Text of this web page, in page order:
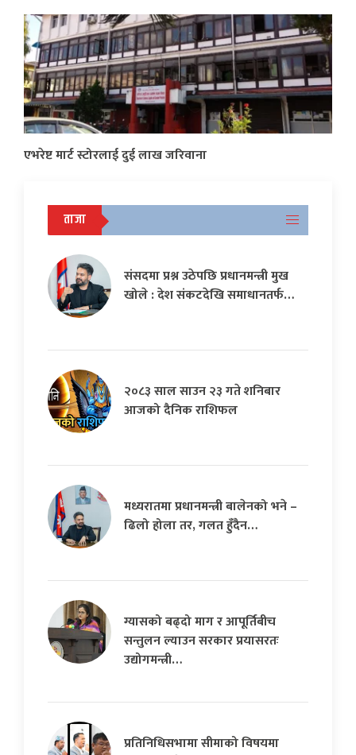
एभरेष्ट मार्ट स्टोरलाई दुई लाख जरिवाना
ताजा
संसदमा प्रश्न उठेपछि प्रधानमन्त्री मुख
खोले : देश संकटदेखि समाधानतर्फ…
२०८३ साल साउन २३ गते शनिबार
आजको दैनिक राशिफल
मध्यरातमा प्रधानमन्त्री बालेनको भने –
ढिलो होला तर, गलत हुँदैन…
ग्यासको बढ्दो माग र आपूर्तिबीच
सन्तुलन ल्याउन सरकार प्रयासरतः
उद्योगमन्त्री…
प्रतिनिधिसभामा सीमाको विषयमा